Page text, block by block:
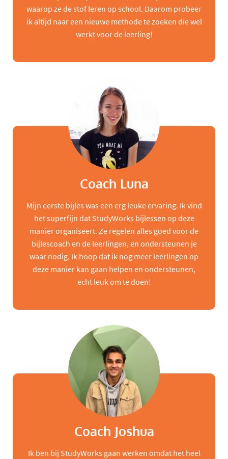
waarop ze de stof leren op school. Daarom probeer
ik altijd naar een nieuwe methode te zoeken die wel
werkt voor de leerling!
Coach Luna
Mijn eerste bijles was een erg leuke ervaring. Ik vind
het superfijn dat StudyWorks bijlessen op deze
manier organiseert. Ze regelen alles goed voor de
bijlescoach en de leerlingen, en ondersteunen je
waar nodig. Ik hoop dat ik nog meer leerlingen op
deze manier kan gaan helpen en ondersteunen,
echt leuk om te doen!
Coach Joshua
Ik ben bij StudyWorks gaan werken omdat het heel